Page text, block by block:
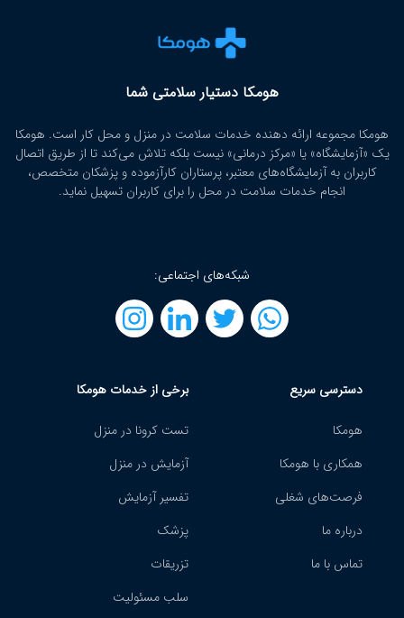
هومکا دستیار سلامتی شما
هومکا مجموعه ارائه‌ دهنده خدمات سلامت در منزل و محل کار است. هومکا
یک «آزمایشگاه» یا «مرکز درمانی» نیست بلکه تلاش می‌کند تا از طریق اتصال
کاربران به آزمایشگاه‌های معتبر، پرستاران کارآزموده و پزشکان متخصص،
انجام خدمات سلامت در محل را برای کاربران تسهیل نماید.
شبکه‌های اجتماعی:
دسترسی سریع
هومکا
همکاری با هومکا
فرصت‌های شغلی
درباره ما
تماس با ما
برخی از خدمات هومکا
تست کرونا در منزل
آزمایش در منزل
تفسیر آزمایش
پزشک
تزریقات
سلب مسئولیت